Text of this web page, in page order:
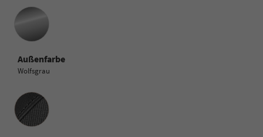
Außenfarbe
Wolfsgrau
Innenausstattung